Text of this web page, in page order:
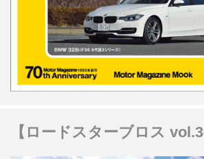
【ロードスターブロス